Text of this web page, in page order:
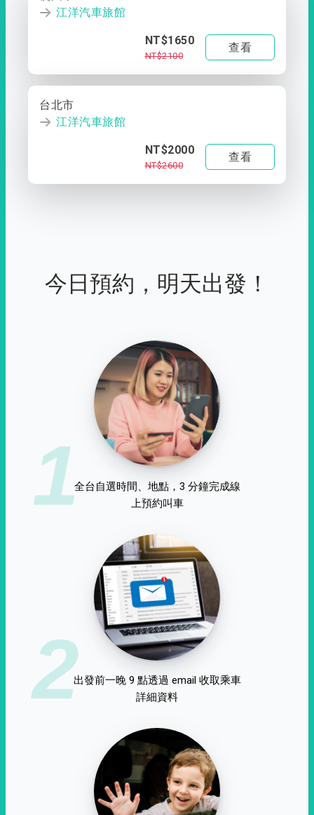
江洋汽車旅館
NT$1650
NT$2100
查看
台北市
江洋汽車旅館
NT$2000
NT$2600
查看
今日預約，明天出發！
1全台自選時間、地點，3 分鐘完成線
上預約叫車
2出發前一晚 9 點透過 email 收取乘車
詳細資料